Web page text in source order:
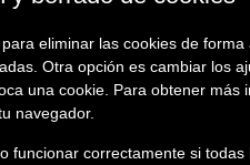
eliminar las cookies de
Otra opción es cambiar los
una cookie. Para obtener
navegador.
funcionar correctamente si